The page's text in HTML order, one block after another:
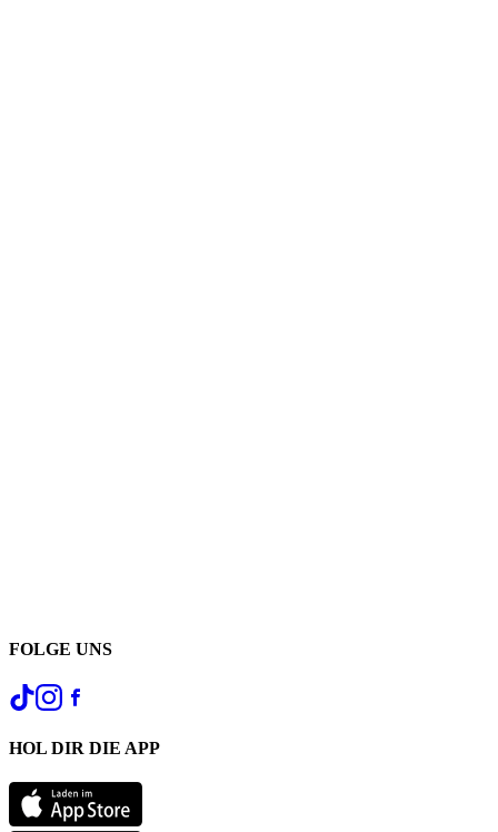
FOLGE UNS
HOL DIR DIE APP